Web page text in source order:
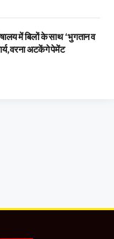
में बिलों के साथ ‘भुगतान व
वरना अटकेंगे पेमेंट